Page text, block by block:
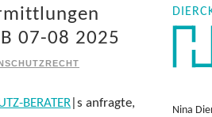
07-08 2025
BERATER |s anfragte,
Nina